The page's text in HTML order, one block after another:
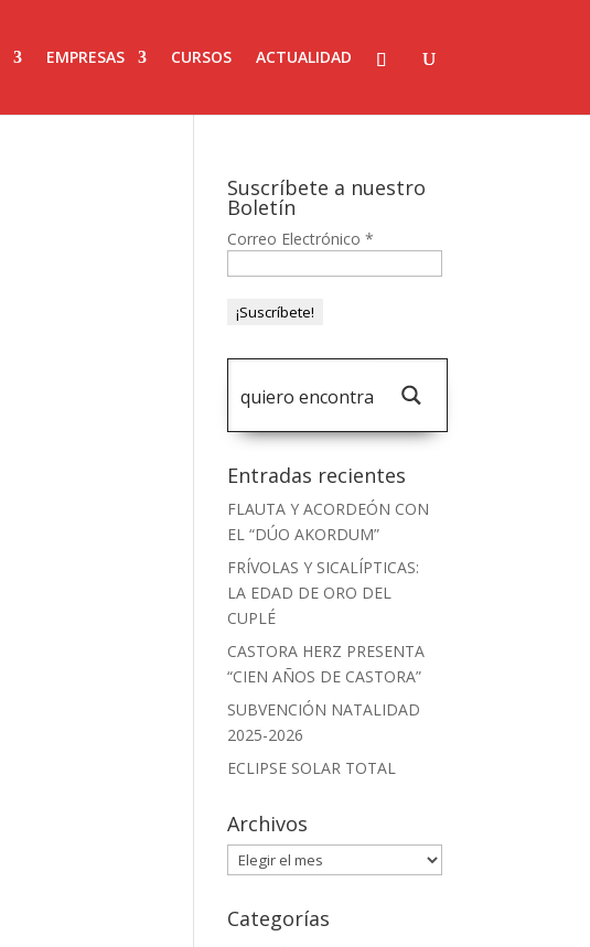
EMPRESAS CURSOS ACTUALIDAD
Suscríbete a nuestro
Boletín
Correo Electrónico*
Entradas recientes
FLAUTA Y ACORDEÓN CON
EL “DÚO AKORDUM”
FRÍVOLAS Y SICALÍPTICAS:
LA EDAD DE ORO DEL
CUPLÉ
CASTORA HERZ PRESENTA
“CIEN AÑOS DE CASTORA”
SUBVENCIÓN NATALIDAD
2025-2026
ECLIPSE SOLAR TOTAL
Archivos
Archivos
Categorías